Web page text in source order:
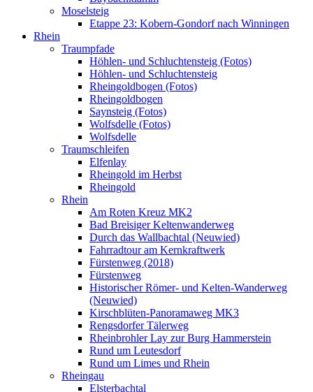
Moselsteig
Etappe 23: Kobern-Gondorf nach Winningen
Rhein
Traumpfade
Höhlen- und Schluchtensteig (Fotos)
Höhlen- und Schluchtensteig
Rheingoldbogen (Fotos)
Rheingoldbogen
Saynsteig (Fotos)
Wolfsdelle (Fotos)
Wolfsdelle
Traumschleifen
Elfenlay
Rheingold im Herbst
Rheingold
Rhein
Am Roten Kreuz MK2
Bad Breisiger Keltenwanderweg
Durch das Wallbachtal (Neuwied)
Fahrradtour am Kernkraftwerk
Fürstenweg (2018)
Fürstenweg
Historischer Römer- und Kelten-Wanderweg
(Neuwied)
Kirschblüten-Panoramaweg MK3
Rengsdorfer Tälerweg
Rheinbrohler Lay zur Burg Hammerstein
Rund um Leutesdorf
Rund um Limes und Rhein
Rheingau
Elsterbachtal